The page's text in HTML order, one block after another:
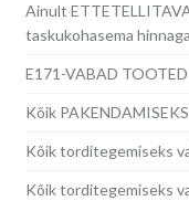
Ainult
taskukohasema hinnaga
E171-VABAD TOOTED
Kõik
Kõik torditegemiseks
Kõik torditegemiseks